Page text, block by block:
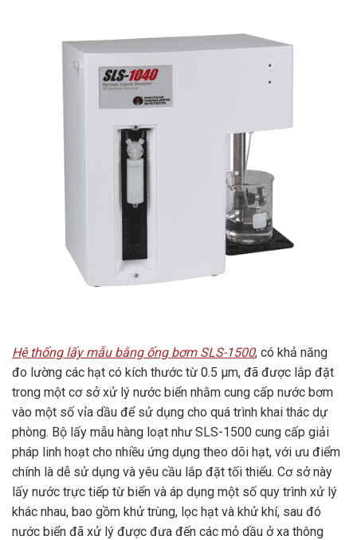
Hệ thống lấy mẫu bằng ống bơm SLS-1500, có khả năng
đo lường các hạt có kích thước từ 0.5 µm, đã được lắp đặt
trong một cơ sở xử lý nước biển nhằm cung cấp nước bơm
vào một số vỉa dầu để sử dụng cho quá trình khai thác dự
phòng. Bộ lấy mẫu hàng loạt như SLS-1500 cung cấp giải
pháp linh hoạt cho nhiều ứng dụng theo dõi hạt, với ưu điểm
chính là dễ sử dụng và yêu cầu lắp đặt tối thiểu. Cơ sở này
lấy nước trực tiếp từ biển và áp dụng một số quy trình xử lý
khác nhau, bao gồm khử trùng, lọc hạt và khử khí, sau đó
nước biển đã xử lý được đưa đến các mỏ dầu ở xa thông